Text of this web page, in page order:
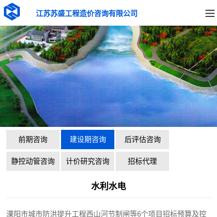
江苏苏盛工程造价咨询有限公司
前期咨询 建设期咨询 后评估咨询
静控动管咨询 计价研究咨询 招标代理
水利水电
溧阳市城市防洪提升工程西山河节制闸等6个项目招标预算及控